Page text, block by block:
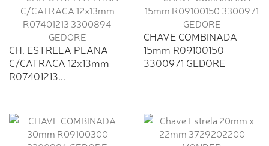
CH. ESTRELA PLANA
C/CATRACA 12x13mm
R07401213...
CHAVE COMBINADA
15mm R09100150
3300971 GEDORE